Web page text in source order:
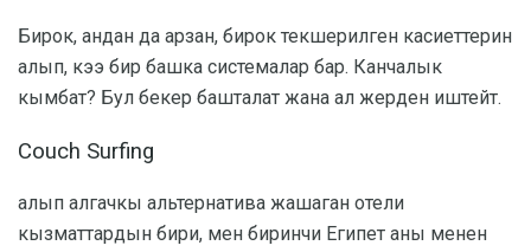
Бирок, андан да арзан, бирок текшерилген касиеттерин
алып, кээ бир башка системалар бар. Канчалык
кымбат? Бул бекер башталат жана ал жерден иштейт.
Couch Surfing
алып алгачкы альтернатива жашаган отели
кызматтардын бири, мен биринчи Египет аны менен